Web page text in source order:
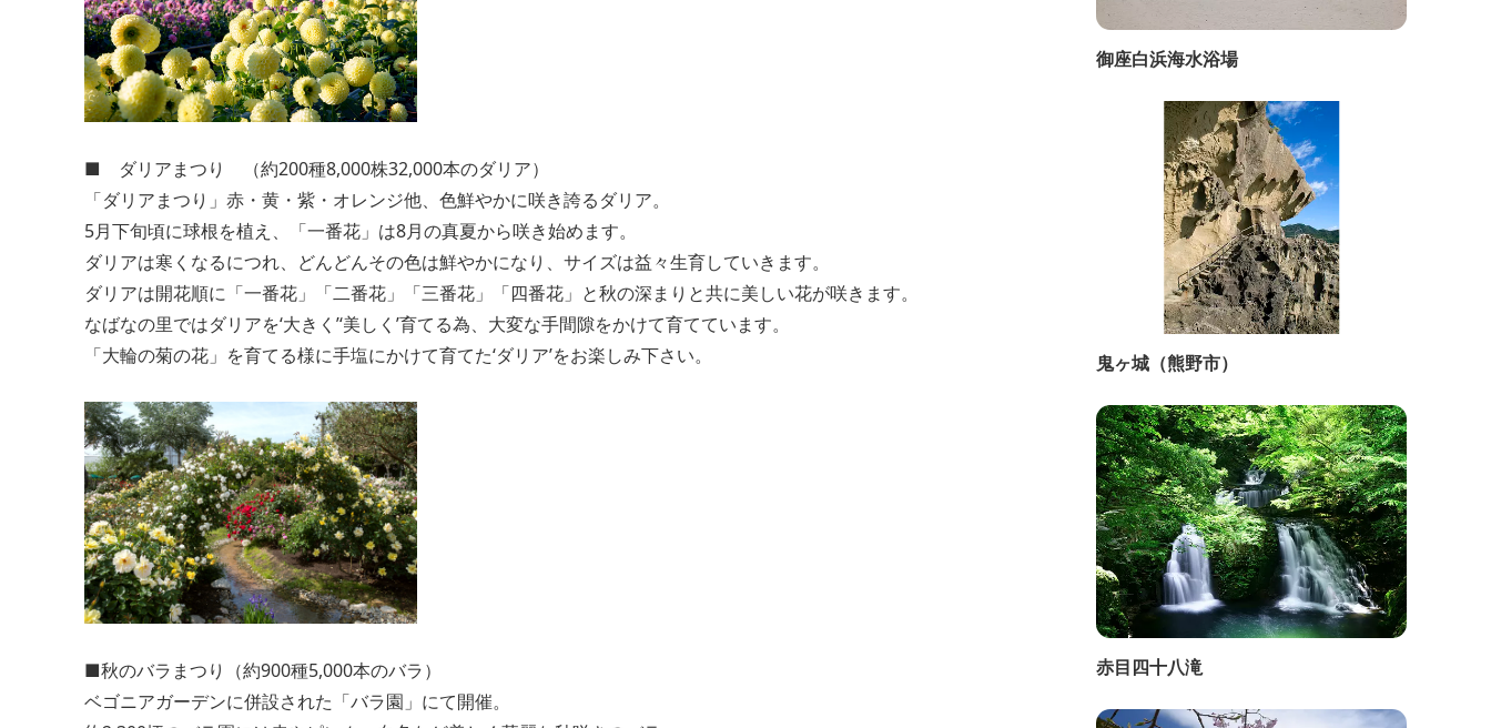
■ ダリアまつり （約200種8,000株32,000本のダリア）
「ダリアまつり」赤・黄・紫・オレンジ他、色鮮やかに咲き誇るダリア。
5月下旬頃に球根を植え、「一番花」は8月の真夏から咲き始めます。
ダリアは寒くなるにつれ、どんどんその色は鮮やかになり、サイズは益々生育していきます。
ダリアは開花順に「一番花」「二番花」「三番花」「四番花」と秋の深まりと共に美しい花が咲きます。
なばなの里ではダリアを‘大きく’‘美しく’育てる為、大変な手間隙をかけて育てています。
「大輪の菊の花」を育てる様に手塩にかけて育てた‘ダリア’をお楽しみ下さい。
■秋のバラまつり（約900種5,000本のバラ）
ベゴニアガーデンに併設された「バラ園」にて開催。
御座白浜海水浴場
鬼ヶ城（熊野市）
赤目四十八滝